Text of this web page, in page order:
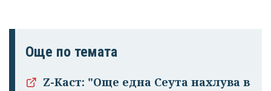
Още по темата
Z-Каст: "Още една Сеута нахлува в